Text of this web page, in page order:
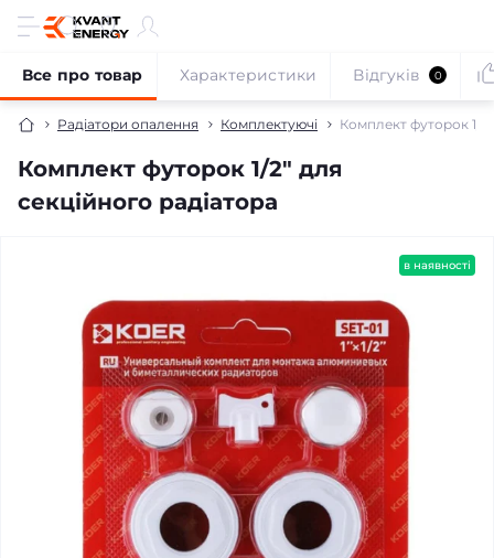
Радіатори опалення Комплектуючі Комплект футорок 1/
Комплект футорок 1/2" для
секційного радіатора
Все про товар Характеристики Відгуків 0
в наявності